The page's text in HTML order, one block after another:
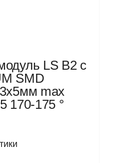
LS B2 с
SMD
max
170-175 °